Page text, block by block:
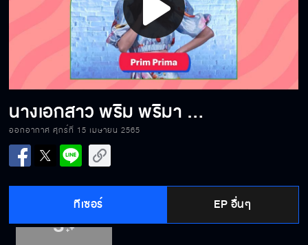
Play
Video
นางเอกสาว พริม พริมา กับซิงเกิลแรก
ออกอากาศ ศุกร์ที่ 15 เมษายน 2565
ทีเซอร์ EP อื่นๆ
ต้อนรับ 4 สาว Senbatsu ซิงเกิลที่ 12 จาก
BNK48
ยินดีต้อนรับ "แต้ว" และ "พีพี" ร่วมงานกันครั้ง
ต้อนรับ Waii Queen of Tpop ที่กลับมาในลุค